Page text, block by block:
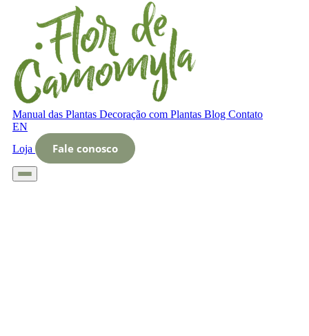
Manual das Plantas Decoração com Plantas Blog Contato
EN
Loja
Fale conosco